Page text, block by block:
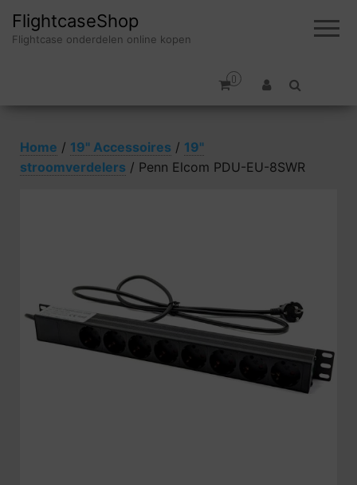
FlightcaseShop
Flightcase onderdelen online kopen
0
Home / 19" Accessoires / 19"
stroomverdelers / Penn Elcom PDU-EU-8SWR